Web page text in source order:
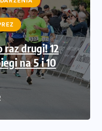
raz drugi! 12
na 5 i 10